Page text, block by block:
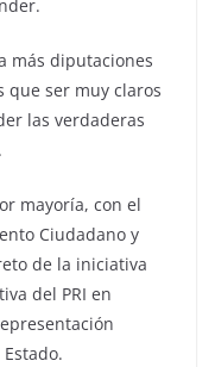
más diputaciones
que ser muy claros
las verdaderas
mayoría, con el
Ciudadano y
de la iniciativa
del PRI en